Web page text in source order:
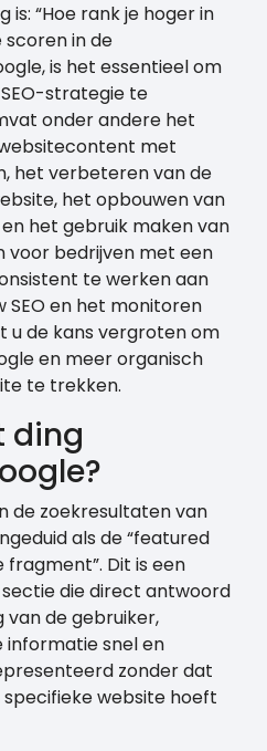
is: “Hoe rank je hoger in
scoren in de
is het essentieel om
strategie te
onder andere het
met
het verbeteren van de
het opbouwen van
het gebruik maken van
voor bedrijven met een
te werken aan
en het monitoren
u de kans vergroten om
en meer organisch
te trekken.
ding
de zoekresultaten van
als de “featured
fragment”. Dit is een
die direct antwoord
de gebruiker,
snel en
zonder dat
website hoeft